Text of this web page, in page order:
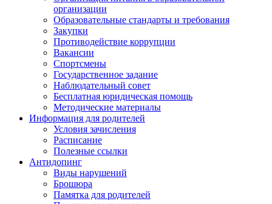
организации
Образовательные стандарты и требования
Закупки
Противодействие коррупции
Вакансии
Спортсмены
Государственное задание
Наблюдательный совет
Бесплатная юридическая помощь
Методические материалы
Информация для родителей
Условия зачисления
Расписание
Полезные ссылки
Антидопинг
Виды нарушений
Брошюра
Памятка для родителей